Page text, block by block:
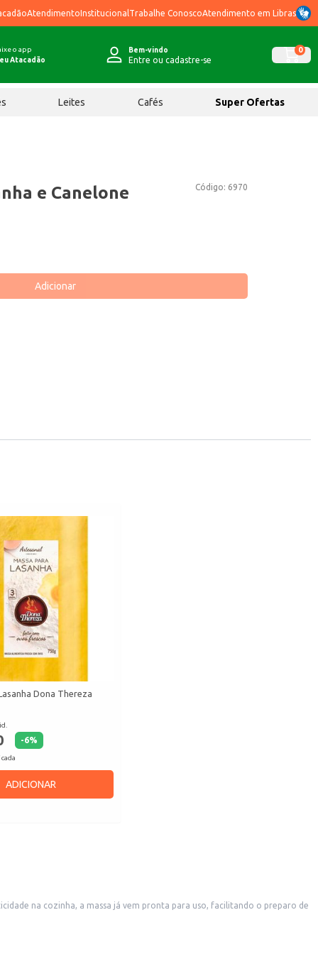
AtendimentoInstitucional Trabalhe ConoscoAtendimento em Libras
o app
Atacadão
Bem-vindo
Entre ou cadastre-se
0
Leites Cafés Super Ofertas
Código: 6970
e Canelone
Adicionar
Dona Thereza
-6%
ADICIONAR
na cozinha, a massa já vem pronta para uso, facilitando o preparo de